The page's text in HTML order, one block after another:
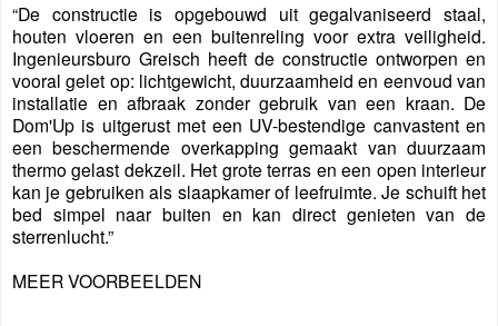
“De constructie is opgebouwd uit gegalvaniseerd staal,
houten vloeren en een buitenreling voor extra veiligheid.
Ingenieursburo Greisch heeft de constructie ontworpen en
vooral gelet op: lichtgewicht, duurzaamheid en eenvoud van
installatie en afbraak zonder gebruik van een kraan. De
Dom'Up is uitgerust met een UV-bestendige canvastent en
een beschermende overkapping gemaakt van duurzaam
thermo gelast dekzeil. Het grote terras en een open interieur
kan je gebruiken als slaapkamer of leefruimte. Je schuift het
bed simpel naar buiten en kan direct genieten van de
sterrenlucht.”
MEER VOORBEELDEN